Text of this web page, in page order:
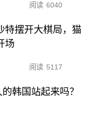
阅读 6040
特摆开大棋局，猫
场
阅读 5117
韩国站起来吗？